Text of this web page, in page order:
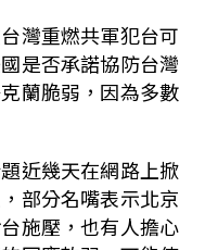
灣重燃共軍犯台可
是否承諾協防台灣
蘭脆弱，因為多數
近幾天在網路上掀
部分名嘴表示北京
施壓，也有人擔心